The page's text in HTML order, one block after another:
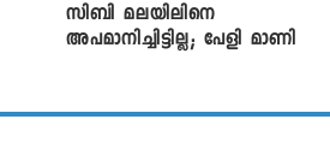
സിബി മലയിലിനെ
അപമാനിച്ചിട്ടില്ല; പേളി മാണി